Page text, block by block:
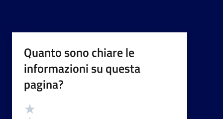
Quanto sono chiare le
informazioni su questa
pagina?
Valutazione